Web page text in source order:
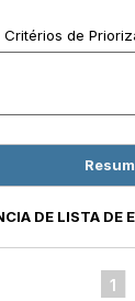
DE LISTA DE
1